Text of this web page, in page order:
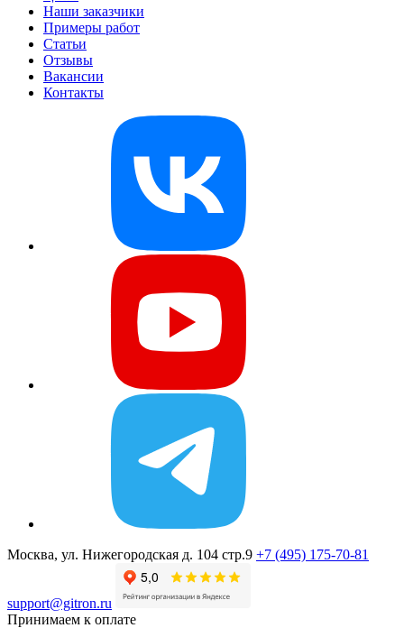
Наши заказчики
Примеры работ
Статьи
Отзывы
Вакансии
Контакты
Москва, ул. Нижегородская д. 104 стр.9 +7 (495) 175-70-81
support@gitron.ru
Принимаем к оплате